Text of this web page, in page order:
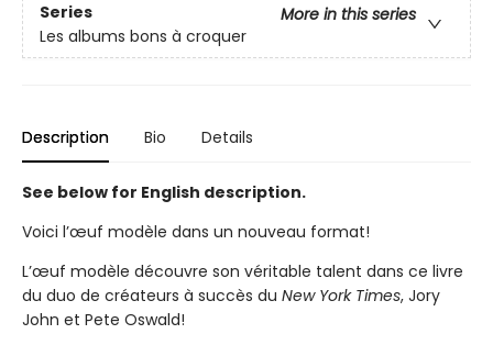
Series
More in this series
Les albums bons à croquer
Description Bio Details
See below for English description.
Voici l’œuf modèle dans un nouveau format!
L’œuf modèle découvre son véritable talent dans ce livre
du duo de créateurs à succès du New York Times, Jory
John et Pete Oswald!